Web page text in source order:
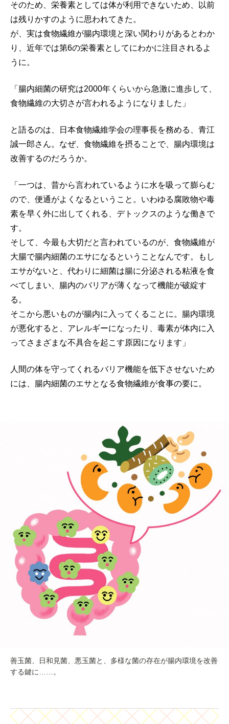
そのため、栄養素としては体が利用できないため、以前
は残りかすのように思われてきた。
が、実は食物繊維が腸内環境と深い関わりがあるとわか
り、近年では第6の栄養素としてにわかに注目されるよ
うに。
「腸内細菌の研究は2000年くらいから急激に進歩して、
食物繊維の大切さが言われるようになりました」
と語るのは、日本食物繊維学会の理事長を務める、青江
誠一郎さん。なぜ、食物繊維を摂ることで、腸内環境は
改善するのだろうか。
「一つは、昔から言われているように水を吸って膨らむ
ので、便通がよくなるということ。いわゆる腐敗物や毒
素を早く外に出してくれる、デトックスのような働きで
す。
そして、今最も大切だと言われているのが、食物繊維が
大腸で腸内細菌のエサになるということなんです。もし
エサがないと、代わりに細菌は腸に分泌される粘液を食
べてしまい、腸内のバリアが薄くなって機能が破綻す
る。
そこから悪いものが腸内に入ってくることに。腸内環境
が悪化すると、アレルギーになったり、毒素が体内に入
ってさまざまな不具合を起こす原因になります」
人間の体を守ってくれるバリア機能を低下させないため
には、腸内細菌のエサとなる食物繊維が食事の要に。
善玉菌、日和見菌、悪玉菌と、多様な菌の存在が腸内環境を改善
する鍵に……。